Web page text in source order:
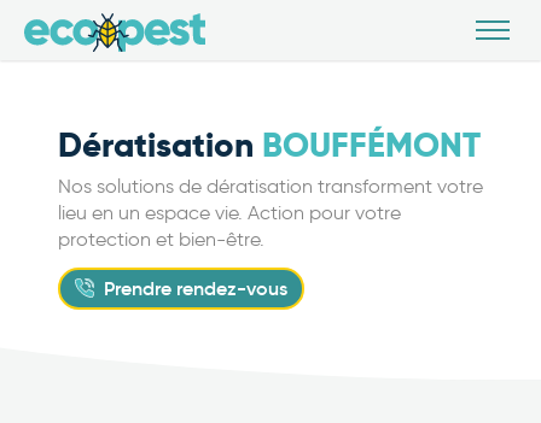
Dératisation BOUFFÉMONT
Nos solutions de dératisation transforment votre
lieu en un espace vie. Action pour votre
protection et bien-être.
Prendre rendez-vous